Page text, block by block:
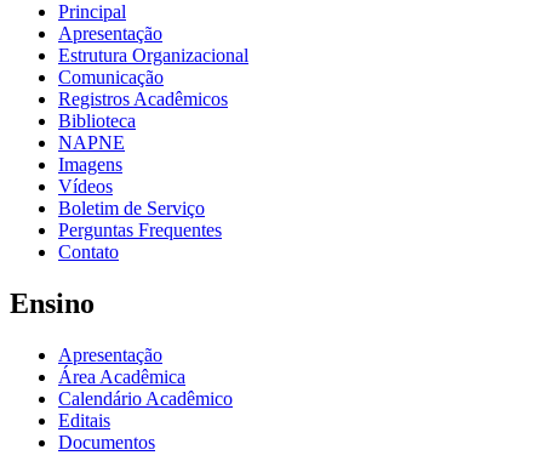
Principal
Apresentação
Estrutura Organizacional
Comunicação
Registros Acadêmicos
Biblioteca
NAPNE
Imagens
Vídeos
Boletim de Serviço
Perguntas Frequentes
Contato
Ensino
Apresentação
Área Acadêmica
Calendário Acadêmico
Editais
Documentos